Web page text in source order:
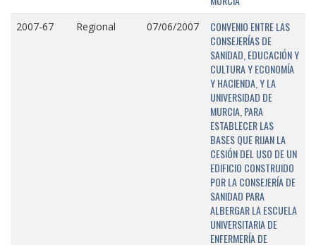
2007-67 Regional 07/06/2007
CONVENIO ENTRE LAS
CONSEJERÍAS DE
SANIDAD, EDUCACIÓN Y
CULTURA Y ECONOMÍA
Y HACIENDA, Y LA
UNIVERSIDAD DE
MURCIA, PARA
ESTABLECER LAS
BASES QUE RIJAN LA
CESIÓN DEL USO DE UN
EDIFICIO CONSTRUIDO
POR LA CONSEJERÍA DE
SANIDAD PARA
ALBERGAR LA ESCUELA
UNIVERSITARIA DE
ENFERMERÍA DE